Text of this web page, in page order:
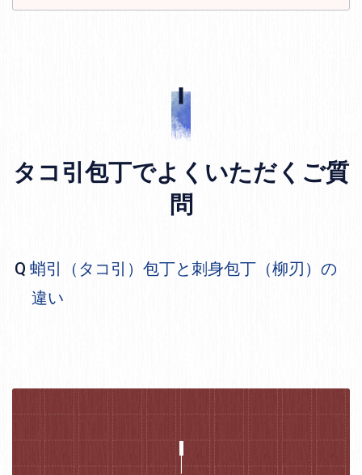
タコ引包丁でよくいただくご質
問
蛸引（タコ引）包丁と刺身包丁（柳刃）の
違い